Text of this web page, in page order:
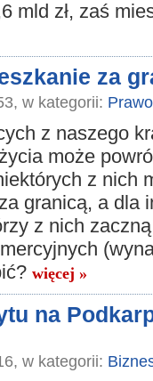
mld zł, zaś
za
w kategorii: Prawo
z naszego
może
z nich
granicą, a dla
z nich
więcej »
na
w kategorii: